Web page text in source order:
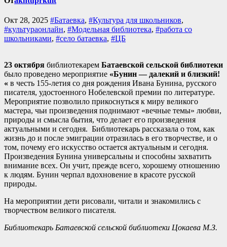
Окт 28, 2025 #Батаевка, #Культура для школьников,
#культураонлайн, #Модельная библиотека, #работа со
школьниками, #село батаевка, #ЦБ
23 октября библиотекарем Батаевской сельской библиотеки
было проведено мероприятие «Бунин — далекий и близкий!
« в честь 155-летия со дня рождения Ивана Бунина, русского
писателя, удостоенного Нобелевской премии по литературе.
Мероприятие позволило прикоснуться к миру великого
мастера, чьи произведения поднимают «вечные темы» любви,
природы и смысла бытия, что делает его произведения
актуальными и сегодня. Библиотекарь рассказала о том, как
жизнь до и после эмиграции отразилась в его творчестве, и о
том, почему его искусство остается актуальным и сегодня.
Произведения Бунина универсальны и способны захватить
внимание всех. Он учит, прежде всего, хорошему отношению
к людям. Бунин черпал вдохновение в красоте русской
природы.
На мероприятии дети рисовали, читали и знакомились с
творчеством великого писателя.
Библиотекарь Батаевской сельской библиотеки Цокаева М.З.